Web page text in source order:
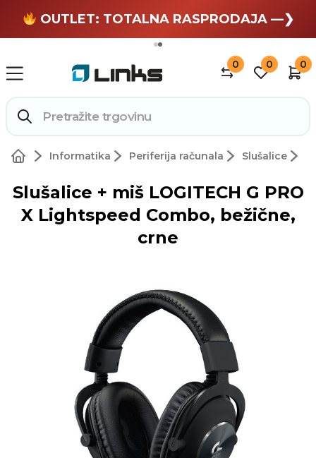
Zaslužuješ odmor —❯
OUTLET: TOTALNA RASPRODAJA —❯
0 0 0
Informatika Periferija računala Slušalice
Slušalice + miš LOGITECH G PRO
X Lightspeed Combo, bežične,
crne